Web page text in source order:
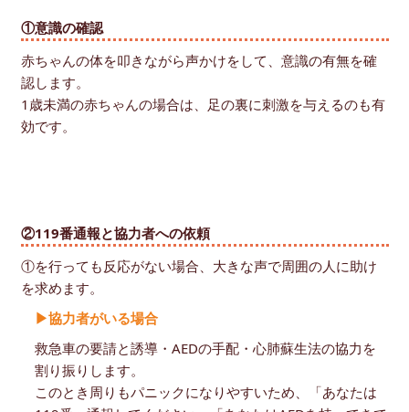
①意識の確認
赤ちゃんの体を叩きながら声かけをして、意識の有無を確
認します。
1歳未満の赤ちゃんの場合は、足の裏に刺激を与えるのも有
効です。
②119番通報と協力者への依頼
①を行っても反応がない場合、大きな声で周囲の人に助け
を求めます。
▶協力者がいる場合
救急車の要請と誘導・AEDの手配・心肺蘇生法の協力を
割り振りします。
このとき周りもパニックになりやすいため、「あなたは